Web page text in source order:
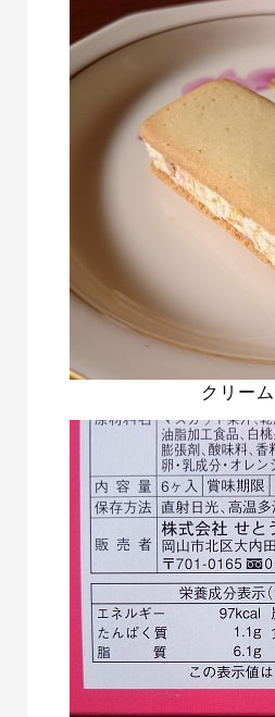
クリー